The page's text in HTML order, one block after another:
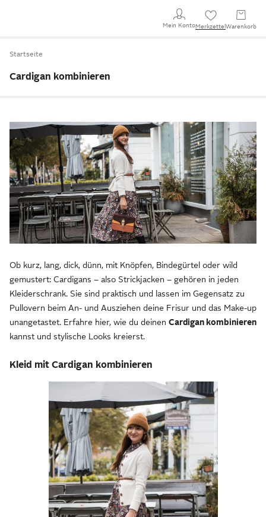
Mein KontoMerkzettel Warenkorb
Startseite
Cardigan kombinieren
Ob kurz, lang, dick, dünn, mit Knöpfen, Bindegürtel oder wild
gemustert: Cardigans – also Strickjacken – gehören in jeden
Kleiderschrank. Sie sind praktisch und lassen im Gegensatz zu
Pullovern beim An- und Ausziehen deine Frisur und das Make-up
unangetastet. Erfahre hier, wie du deinen Cardigan kombinieren
kannst und stylische Looks kreierst.
Kleid mit Cardigan kombinieren